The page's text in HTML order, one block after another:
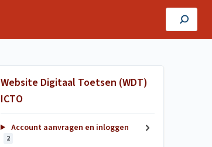
Website Digitaal Toetsen (WDT)
ICTO
Account aanvragen en inloggen
2